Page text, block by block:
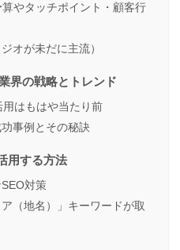
やタッチポイント・顧客行
オが未だに主流）
界の戦略とトレンド
はもはや当たり前
事例とその秘訣
用する方法
対策
（地名）」キーワードが取